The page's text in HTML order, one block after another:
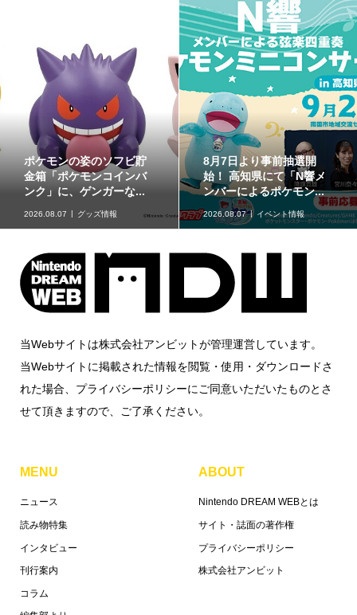
ポケモンの姿のソフビ貯
金箱「ポケモンコインバ
ンク」に、ゲンガーな...
2026.08.07 グッズ情報
8月7日より事前抽選開
始！ 高知県にて「N響メ
ンバーによるポケモン...
2026.08.07 イベント情報
当Webサイトは株式会社アンビットが管理運営しています。
当Webサイトに掲載された情報を閲覧・使用・ダウンロードさ
れた場合、プライバシーポリシーにご同意いただいたものとさ
せて頂きますので、ご了承ください。
MENU
ニュース
読み物特集
インタビュー
刊行案内
コラム
ABOUT
Nintendo DREAM WEBとは
サイト・誌面の著作権
プライバシーポリシー
株式会社アンビット